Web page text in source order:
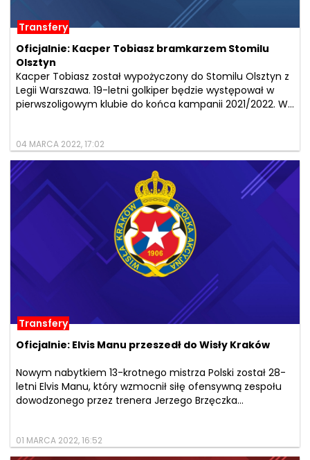
Transfery
Oficjalnie: Kacper Tobiasz bramkarzem Stomilu
Olsztyn
Kacper Tobiasz został wypożyczony do Stomilu Olsztyn z
Legii Warszawa. 19-letni golkiper będzie występował w
pierwszoligowym klubie do końca kampanii 2021/2022. W...
04 MARCA 2022, 17:02
Transfery
Oficjalnie: Elvis Manu przeszedł do Wisły Kraków
Nowym nabytkiem 13-krotnego mistrza Polski został 28-
letni Elvis Manu, który wzmocnił siłę ofensywną zespołu
dowodzonego przez trenera Jerzego Brzęczka...
01 MARCA 2022, 16:52